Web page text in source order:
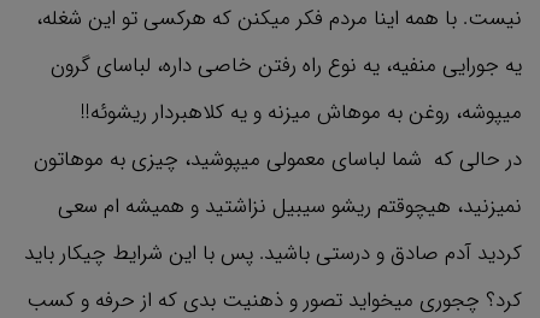
نیست. با همه اینا مردم فکر میکنن که هرکسی تو این شغله،
یه جورایی منفیه، یه نوع راه رفتن خاصی داره، لباسای گرون
میپوشه، روغن به موهاش میزنه و یه کلاهبردار ریشوئه!!
در حالی که شما لباسای معمولی میپوشید، چیزی به موهاتون
نمیزنید، هیچوقتم ریشو سیبیل نزاشتید و همیشه ام سعی
کردید آدم صادق و درستی باشید. پس با این شرایط چیکار باید
کرد؟ چجوری میخواید تصور و ذهنیت بدی که از حرفه و کسب